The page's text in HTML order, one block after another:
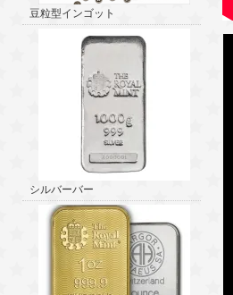
豆粒型インゴット
シルバーバー